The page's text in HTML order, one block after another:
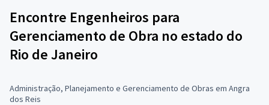
Encontre Engenheiros para
Gerenciamento de Obra no estado do
Rio de Janeiro
Administração, Planejamento e Gerenciamento de Obras em Angra
dos Reis